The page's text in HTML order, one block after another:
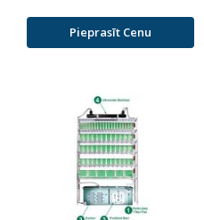
Pieprasīt Cenu